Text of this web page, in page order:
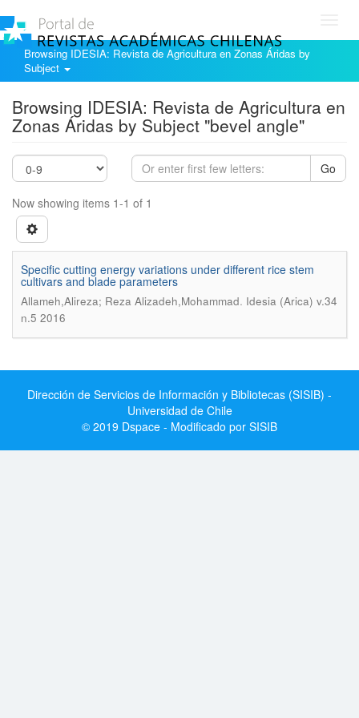
Browsing IDESIA: Revista de Agricultura en Zonas Áridas by
Subject
Browsing IDESIA: Revista de Agricultura en
Zonas Áridas by Subject "bevel angle"
Go
Now showing items 1-1 of 1
Specific cutting energy variations under different rice stem
cultivars and blade parameters
Allameh,Alireza; Reza Alizadeh,Mohammad. Idesia (Arica) v.34
n.5 2016
Dirección de Servicios de Información y Bibliotecas (SISIB) -
Universidad de Chile
© 2019 Dspace - Modificado por SISIB